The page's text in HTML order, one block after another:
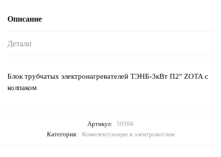
Описание
Детали
Блок трубчатых электронагревателей ТЭНБ-3кВт П2″ ZOTA с
колпаком
Артикул: 50598
Категория: Комплектующие к электрокотлам